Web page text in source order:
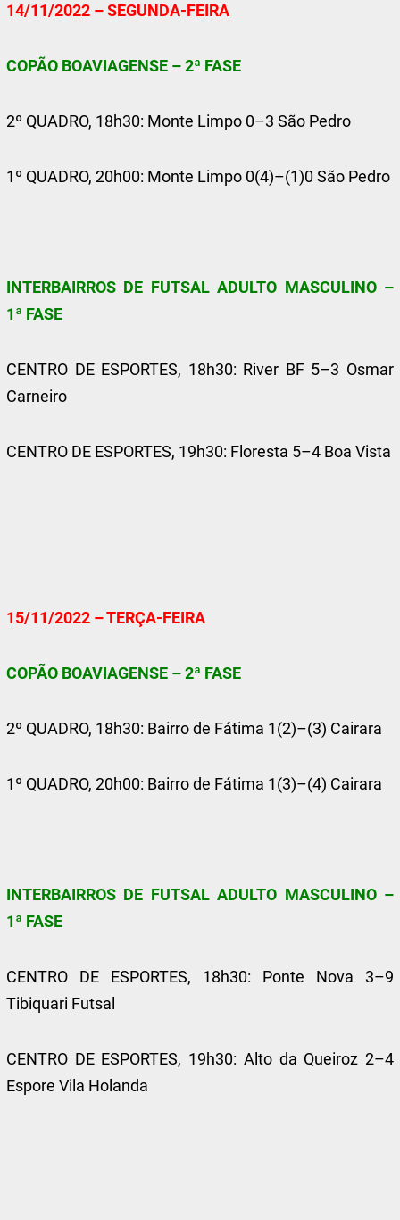
14/11/2022 – SEGUNDA-FEIRA
COPÃO BOAVIAGENSE – 2ª FASE
2º QUADRO, 18h30: Monte Limpo 0–3 São Pedro
1º QUADRO, 20h00: Monte Limpo 0(4)–(1)0 São Pedro
INTERBAIRROS DE FUTSAL ADULTO MASCULINO –
1ª FASE
CENTRO DE ESPORTES, 18h30: River BF 5–3 Osmar
Carneiro
CENTRO DE ESPORTES, 19h30: Floresta 5–4 Boa Vista
15/11/2022 – TERÇA-FEIRA
COPÃO BOAVIAGENSE – 2ª FASE
2º QUADRO, 18h30: Bairro de Fátima 1(2)–(3) Cairara
1º QUADRO, 20h00: Bairro de Fátima 1(3)–(4) Cairara
INTERBAIRROS DE FUTSAL ADULTO MASCULINO –
1ª FASE
CENTRO DE ESPORTES, 18h30: Ponte Nova 3–9
Tibiquari Futsal
CENTRO DE ESPORTES, 19h30: Alto da Queiroz 2–4
Espore Vila Holanda